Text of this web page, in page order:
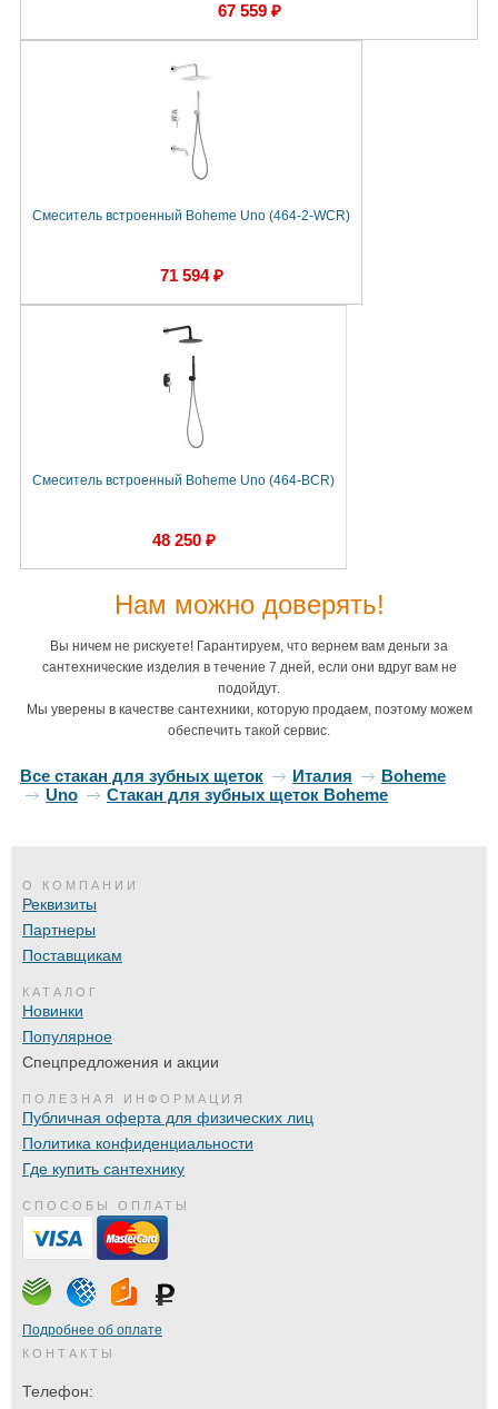
67 559 ₽
Смеситель встроенный Boheme Uno (464-2-WCR)
71 594 ₽
Смеситель встроенный Boheme Uno (464-BCR)
48 250 ₽
Нам можно доверять!
Вы ничем не рискуете! Гарантируем, что вернем вам деньги за
сантехнические изделия в течение 7 дней, если они вдруг вам не
подойдут.
Мы уверены в качестве сантехники, которую продаем, поэтому можем
обеспечить такой сервис.
Все стакан для зубных щеток Италия
Boheme
Uno
Стакан для зубных щеток Boheme
О КОМПАНИИ
Реквизиты
Партнеры
Поставщикам
КАТАЛОГ
Новинки
Популярное
Спецпредложения и акции
ПОЛЕЗНАЯ ИНФОРМАЦИЯ
Публичная оферта для физических лиц
Политика конфиденциальности
Где купить сантехнику
СПОСОБЫ ОПЛАТЫ
Подробнее об оплате
КОНТАКТЫ
Телефон: